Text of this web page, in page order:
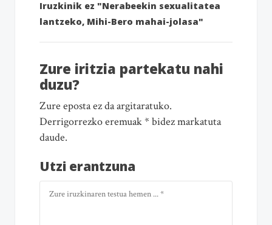
Iruzkinik ez "Nerabeekin sexualitatea
lantzeko, Mihi-Bero mahai-jolasa"
Zure iritzia partekatu nahi
duzu?
Zure eposta ez da argitaratuko.
Derrigorrezko eremuak * bidez markatuta
daude.
Utzi erantzuna